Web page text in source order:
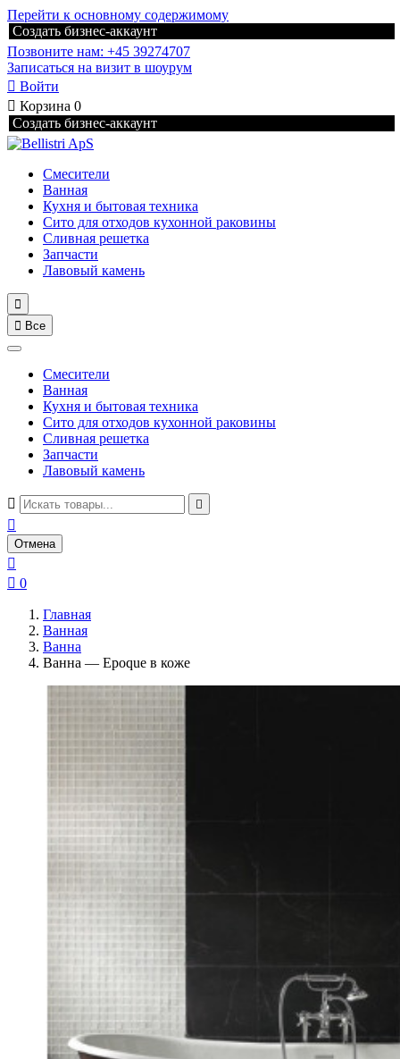
Перейти к основному содержимому
Создать бизнес-аккаунт
Позвоните нам: +45 39274707
Записаться на визит в шоурум
 Войти
 Корзина 0
Создать бизнес-аккаунт
Смесители
Ванная
Кухня и бытовая техника
Сито для отходов кухонной раковины
Сливная решетка
Запчасти
Лавовый камень

 Все
Смесители
Ванная
Кухня и бытовая техника
Сито для отходов кухонной раковины
Сливная решетка
Запчасти
Лавовый камень
 

Отмена

 0
Главная
Ванная
Ванна
Ванна — Epoque в коже